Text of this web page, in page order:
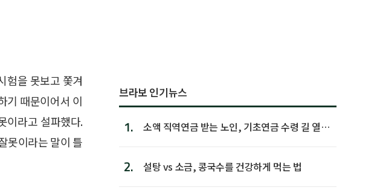
험을 못보고 쫓겨
기 때문이어서 이
이라고 설파했다.
못이라는 말이 틀
브라보 인기뉴스
1.
소액 직역연금 받는 노인, 기초연금 수령 길 열린
2. 설탕 vs 소금, 콩국수를 건강하게 먹는 법